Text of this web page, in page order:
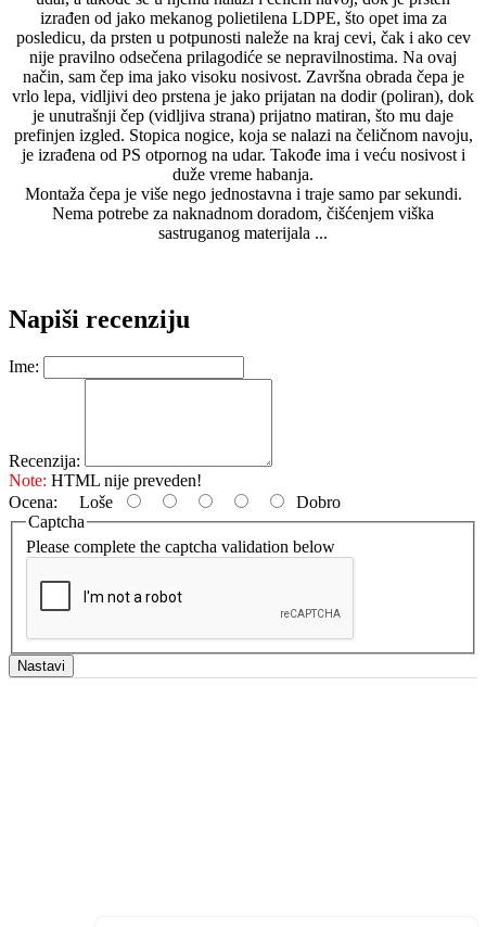
izrađen od jako mekanog polietilena LDPE, što opet ima za
posledicu, da prsten u potpunosti naleže na kraj cevi, čak i ako cev
nije pravilno odsečena prilagodiće se nepravilnostima. Na ovaj
način, sam čep ima jako visoku nosivost. Završna obrada čepa je
vrlo lepa, vidljivi deo prstena je jako prijatan na dodir (poliran), dok
je unutrašnji čep (vidljiva strana) prijatno matiran, što mu daje
prefinjen izgled. Stopica nogice, koja se nalazi na čeličnom navoju,
je izrađena od PS otpornog na udar. Takođe ima i veću nosivost i
duže vreme habanja.
Montaža čepa je više nego jednostavna i traje samo par sekundi.
Nema potrebe za naknadnom doradom, čišćenjem viška
sastruganog materijala ...
Napiši recenziju
Ime:
Recenzija:
Note: HTML nije preveden!
Ocena: Loše
Dobro
Captcha
Please complete the captcha validation below
Nastavi